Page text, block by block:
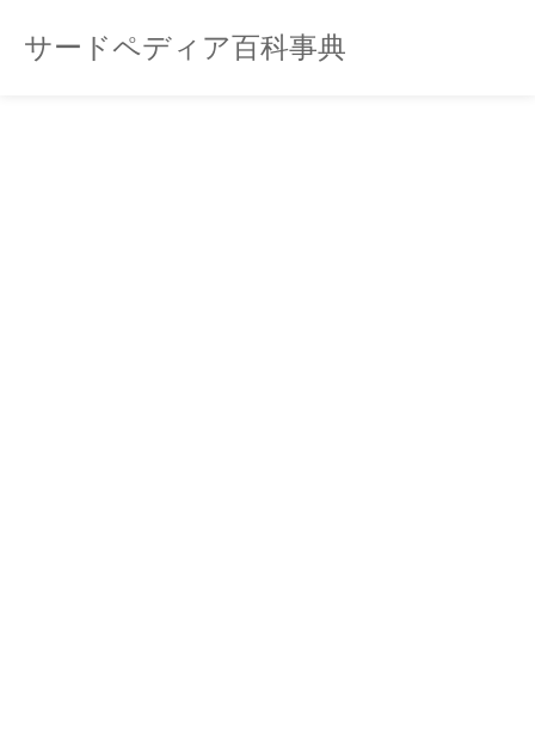
サードペディア百科事典